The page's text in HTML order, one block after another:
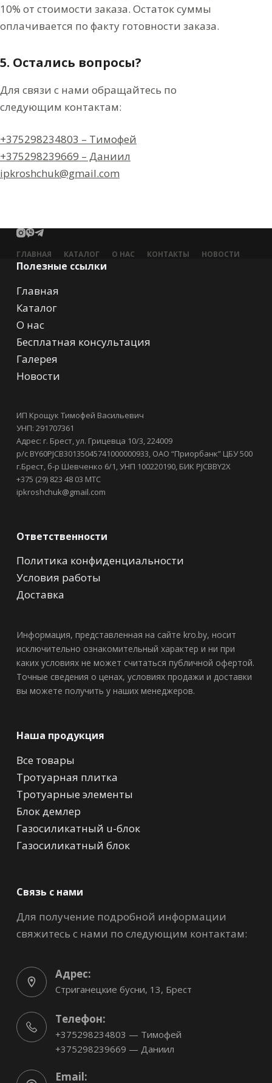
10% от стоимости заказа. Остаток суммы
оплачивается по факту готовности заказа.
5. Остались вопросы?
Для связи с нами обращайтесь по
следующим контактам:
+375298234803 – Тимофей
+375298239669 – Даниил
ipkroshchuk@gmail.com
ГЛАВНАЯ КАТАЛОГ О НАС КОНТАКТЫ НОВОСТИ
Полезные ссылки
Главная
Каталог
О нас
Бесплатная консультация
Галерея
Новости
ИП Крощук Тимофей Васильевич
УНП: 291707361
Адрес: г. Брест, ул. Грицевца 10/3, 224009
р/с BY60PJCB30135045741000000933, ОАО “Приорбанк” ЦБУ 500
г.Брест, б-р Шевченко 6/1, УНП 100220190, БИК PJCBBY2X
+375 (29) 823 48 03 МТС
ipkroshchuk@gmail.com
Ответственности
Политика конфиденциальности
Условия работы
Доставка
Информация, представленная на сайте kro.by, носит
исключительно ознакомительный характер и ни при
каких условиях не может считаться публичной офертой.
Точные сведения о ценах, условиях продажи и доставки
вы можете получить у наших менеджеров.
Наша продукция
Все товары
Тротуарная плитка
Тротуарные элементы
Блок демлер
Газосиликатный u-блок
Газосиликатный блок
Связь с нами
Для получение подробной информации
свяжитесь с нами по следующим контактам:
Адрес:
Стриганецкие бусни, 13, Брест
Телефон:
+375298234803 — Тимофей
+375298239669 — Даниил
Email: